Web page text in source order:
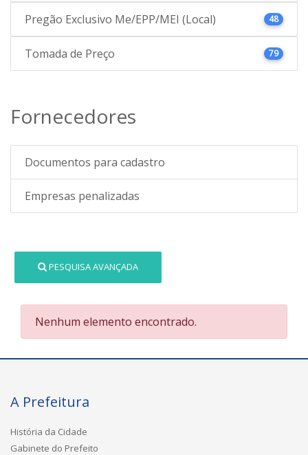
Pregão Exclusivo Me/EPP/MEI (Local) 48
Tomada de Preço 79
Fornecedores
Documentos para cadastro
Empresas penalizadas
PESQUISA AVANÇADA
Nenhum elemento encontrado.
A Prefeitura
História da Cidade
Gabinete do Prefeito